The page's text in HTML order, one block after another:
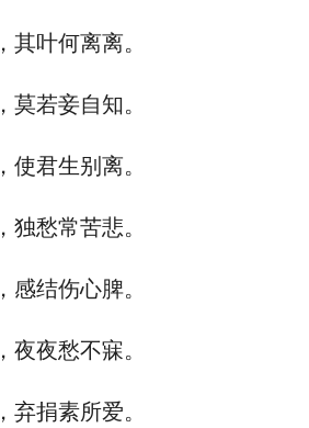
叶何离离。
若妾自知。
君生别离。
愁常苦悲。
结伤心脾。
夜愁不寐。
捐素所爱。